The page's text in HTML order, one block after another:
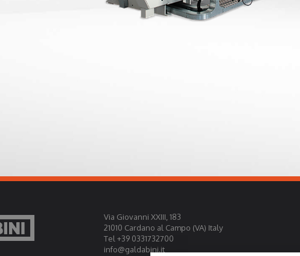
Via Giovanni XXIII, 183
21010 Cardano al Campo (VA) Italy
Tel +39 0331732700
info@galdabini.it